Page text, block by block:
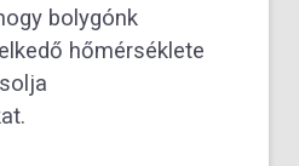
bolygónk
hőmérséklete